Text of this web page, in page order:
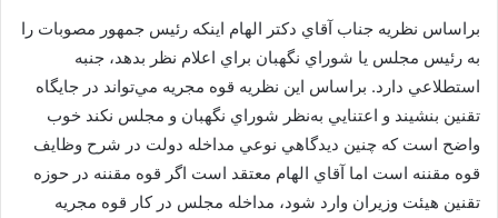
براساس نظريه جناب آقاي دكتر الهام اينكه رئيس جمهور مصوبات را
به رئيس مجلس يا شوراي نگهبان براي اعلام نظر بدهد، جنبه
استطلاعي دارد. براساس اين نظريه قوه مجريه مي‌تواند در جايگاه
تقنين بنشيند و اعتنايي به‌نظر شوراي نگهبان و مجلس نكند خوب
واضح است كه چنين ديدگاهي نوعي مداخله دولت در شرح وظايف
قوه مقننه است اما آقاي الهام معتقد است اگر قوه مقننه در حوزه
تقنين هيئت وزيران وارد شود، مداخله مجلس در كار قوه مجريه